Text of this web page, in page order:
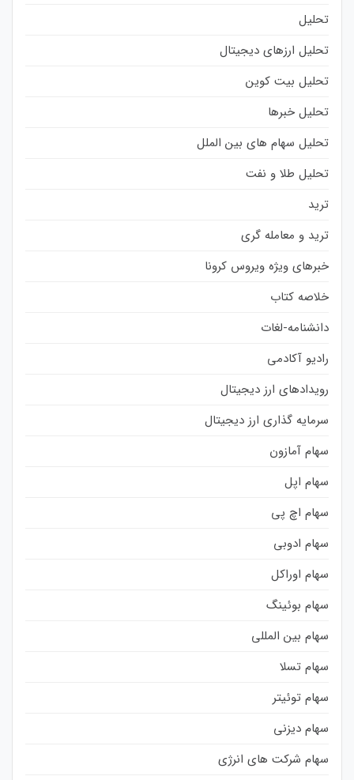
تحلیل
تحلیل ارزهای دیجیتال
تحلیل بیت کوین
تحلیل خبرها
تحلیل سهام های بین الملل
تحلیل طلا و نفت
ترید
ترید و معامله گری
خبرهای ویژه ویروس کرونا
خلاصه کتاب
دانشنامه-لغات
رادیو آکادمی
رویدادهای ارز دیجیتال
سرمایه گذاری ارز دیجیتال
سهام آمازون
سهام اپل
سهام اچ پی
سهام ادوبی
سهام اوراکل
سهام بوئینگ
سهام بین المللی
سهام تسلا
سهام توئیتر
سهام دیزنی
سهام شرکت های انرژی